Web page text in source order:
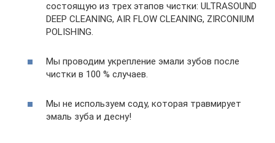
состоящую из трех этапов чистки: ULTRASOUND
DEEP CLEANING, AIR FLOW CLEANING, ZIRCONIUM
POLISHING.
Мы проводим укрепление эмали зубов после
чистки в 100 % случаев.
Мы не используем соду, которая травмирует
эмаль зуба и десну!